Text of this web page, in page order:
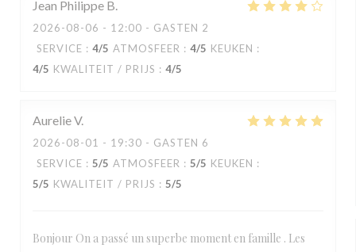
Jean Philippe B
2026-08-06 - 12:00 - GASTEN 2
SERVICE : 4/5 ATMOSFEER : 4/5 KEUKEN :
4/5 KWALITEIT / PRIJS : 4/5
AurelieV
2026-08-01 - 19:30 - GASTEN 6
SERVICE : 5/5 ATMOSFEER : 5/5 KEUKEN :
5/5 KWALITEIT / PRIJS : 5/5
Bonjour On a passé un superbe moment en famille . Les